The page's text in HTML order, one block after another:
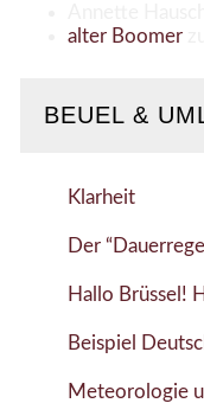
alter Boomerzu
BEUEL &
Klarheit
Der
Hallo Brüssel!
Beispiel
Meteorologie